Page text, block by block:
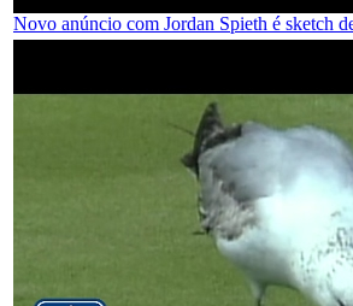
Novo anúncio com Jordan Spieth é sketch